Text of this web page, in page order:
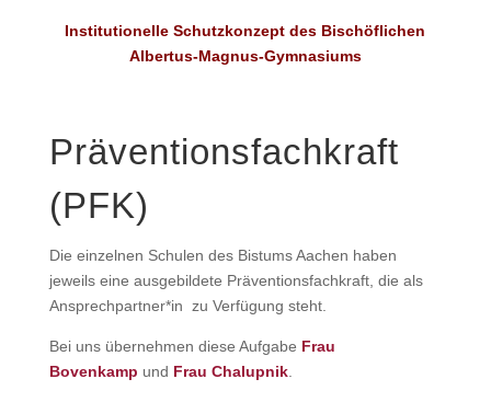
Institutionelle Schutzkonzept des Bischöflichen
Albertus-Magnus-Gymnasiums
Präventionsfachkraft
(PFK)
Die einzelnen Schulen des Bistums Aachen haben
jeweils eine ausgebildete Präventionsfachkraft, die als
Ansprechpartner*in zu Verfügung steht.
Bei uns übernehmen diese Aufgabe Frau
Bovenkamp und Frau Chalupnik.